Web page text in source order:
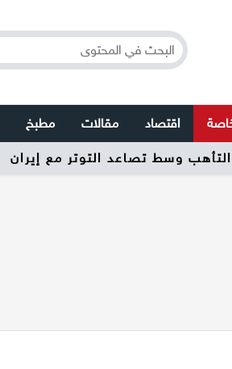
اقتصاد مقالات مطبخ
وسط تصاعد التوتر مع إيران